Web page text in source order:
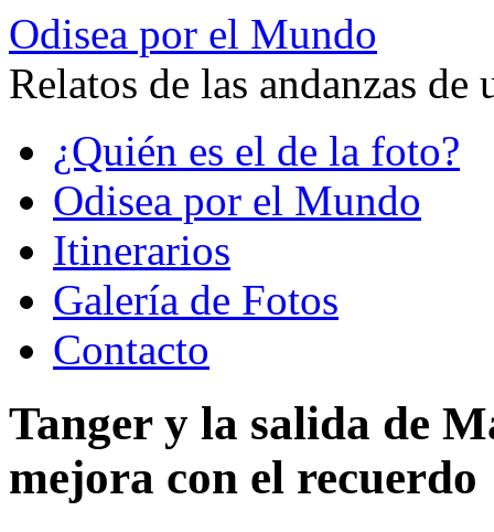
Odisea por el Mundo
Relatos de las andanzas
contenido¿Quién es el de la foto?
Odisea por el Mundo
Itinerarios
Galería de Fotos
Contacto
Tanger y la salida de
mejora con el recuerdo